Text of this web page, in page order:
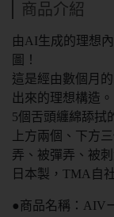
商品介紹
由AI生成的理想
圖！
這是經由數個月
出來的理想構造。
5個舌頭纏綿舔拭
上方兩個、下方
弄、被彈弄、被刺
日本製，TMA自
●商品名稱：AIV